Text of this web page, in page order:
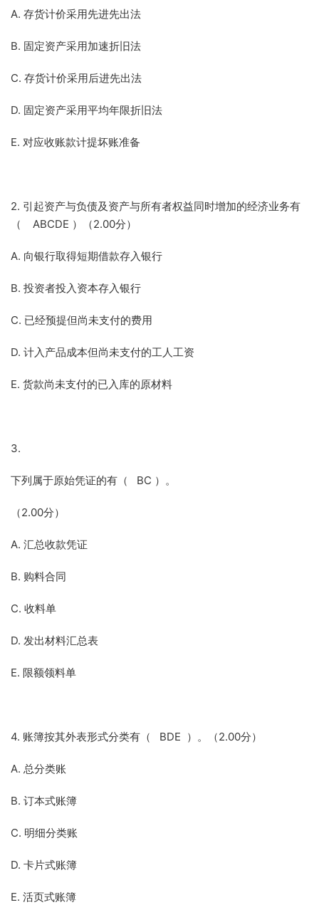
A. 存货计价采用先进先出法
B. 固定资产采用加速折旧法
C. 存货计价采用后进先出法
D. 固定资产采用平均年限折旧法
E. 对应收账款计提坏账准备
2. 引起资产与负债及资产与所有者权益同时增加的经济业务有
（ ABCDE ）（2.00分）
A. 向银行取得短期借款存入银行
B. 投资者投入资本存入银行
C. 已经预提但尚未支付的费用
D. 计入产品成本但尚未支付的工人工资
E. 货款尚未支付的已入库的原材料
3.
下列属于原始凭证的有（ BC ）。
（2.00分）
A. 汇总收款凭证
B. 购料合同
C. 收料单
D. 发出材料汇总表
E. 限额领料单
4. 账簿按其外表形式分类有（ BDE ）。（2.00分）
A. 总分类账
B. 订本式账簿
C. 明细分类账
D. 卡片式账簿
E. 活页式账簿